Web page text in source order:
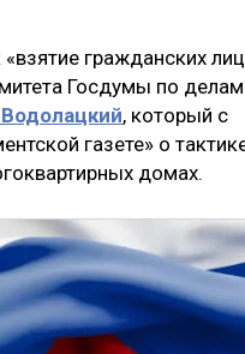
гражданских
Госдумы по делам
, который с
газете» о
домах.